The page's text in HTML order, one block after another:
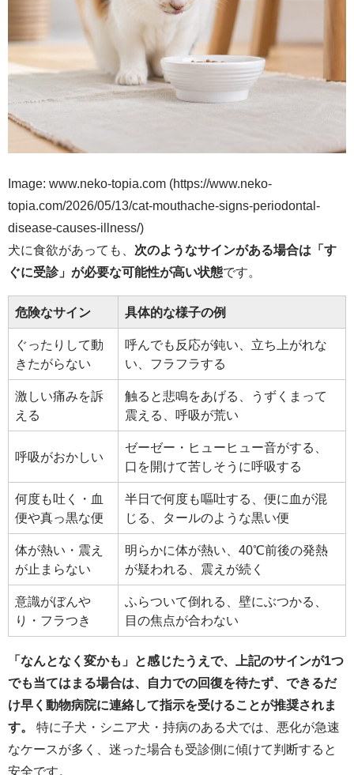
Image: www.neko-topia.com (https://www.neko-
topia.com/2026/05/13/cat-mouthache-signs-periodontal-
disease-causes-illness/)
犬に食欲があっても、 次のようなサインがある場合は「す
ぐに受診」が必要な可能性が高い状態です。
危険なサイン 具体的な様子の例
ぐったりして動
きたがらない
呼んでも反応が鈍い、立ち上がれな
い、フラフラする
激しい痛みを訴
える
触ると悲鳴をあげる、うずくまって
震える、呼吸が荒い
呼吸がおかしい
ゼーゼー・ヒューヒュー音がする、
口を開けて苦しそうに呼吸する
何度も吐く・血
便や真っ黒な便
半日で何度も嘔吐する、便に血が混
じる、タールのような黒い便
体が熱い・震え
が止まらない
明らかに体が熱い、40℃前後の発熱
が疑われる、震えが続く
意識がぼんや
り・フラつき
ふらついて倒れる、壁にぶつかる、
目の焦点が合わない
「なんとなく変かも」と感じたうえで、上記のサインが1つ
でも当てはまる場合は、自力での回復を待たず、できるだ
け早く動物病院に連絡して指示を受けることが推奨されま
す。
特に子犬・シニア犬・持病のある犬では、悪化が急速
なケースが多く、迷った場合も受診側に傾けて判断すると
安全です。